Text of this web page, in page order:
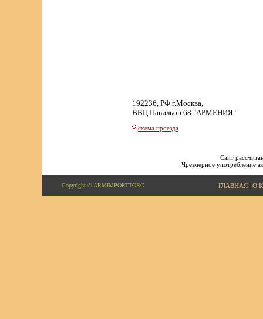
192236, РФ г.Москва,
ВВЦ Павильон 68 "АРМЕНИЯ"
схема проезда
Сайт
Чрезмерное употребление
Copyright © ARMIMPORTTORG ГЛАВНАЯ| О